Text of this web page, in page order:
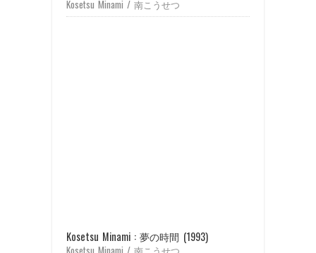
Kosetsu Minami / 南こうせつ
Kosetsu Minami : 夢の時間 (1993)
Kosetsu Minami / 南こうせつ